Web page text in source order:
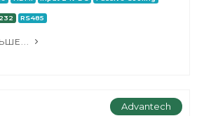
RS485
Advantech